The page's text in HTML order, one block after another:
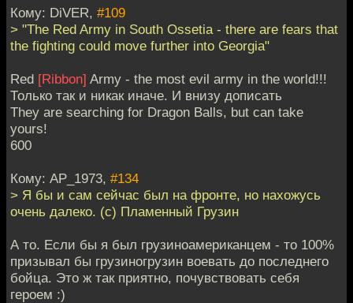
Кому: DiVER, #109
> "The Red Army in South Ossetia - there are fears that
the fighting could move further into Georgia"
Red [Ribbon] Army - the most evil army in the world!!!
Только так и никак иначе. И внизу дописать
They are searching for Dragon Balls, but can take
yours!
600
Кому: AP_1973, #134
> Я бы и сам сейчас был на фронте, но нахожусь
очень далеко. (с) Пламенный Грузин
А то. Если бы я был грузиноамериканцем - то 100%
призывал бы грузиногрузин воевать до последнего
бойца. Это ж так приятно, почувствовать себя
героем :)